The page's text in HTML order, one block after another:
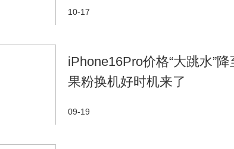
10-17
iPhone16Pro价格“大跳水”
果粉换机好时机来了
09-19